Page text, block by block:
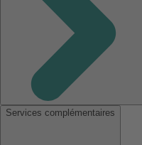
Services complémentaires